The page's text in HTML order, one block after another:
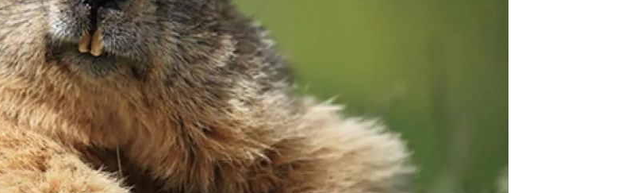
Un lloc on créixer
Desenvolupament de carrera
Seminaris i activitats internes
T’oferim formació